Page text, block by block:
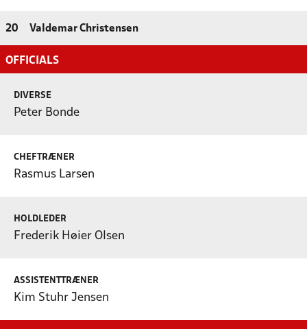
20 Valdemar Christensen
OFFICIALS
DIVERSE
Peter Bonde
CHEFTRÆNER
Rasmus Larsen
HOLDLEDER
Frederik Høier Olsen
ASSISTENTTRÆNER
Kim Stuhr Jensen